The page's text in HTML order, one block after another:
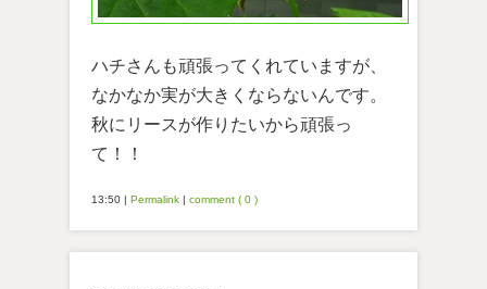
ハチさんも頑張ってくれていますが、
なかなか実が大きくならないんです。
秋にリースが作りたいから頑張っ
て！！
13:50 | Permalink | comment ( 0 )